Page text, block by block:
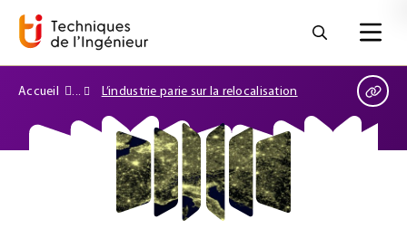
Accueil L’industrie parie sur la relocalisation